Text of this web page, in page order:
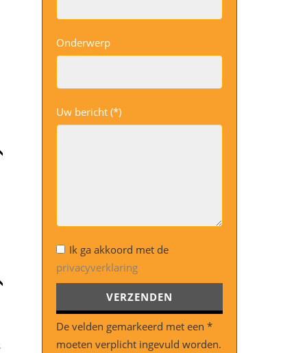
Onderwerp
Uw bericht (*)
Ik ga akkoord met de
privacyverklaring
Gelieve dit veld leeg te laten.
De velden gemarkeerd met een *
moeten verplicht ingevuld worden.